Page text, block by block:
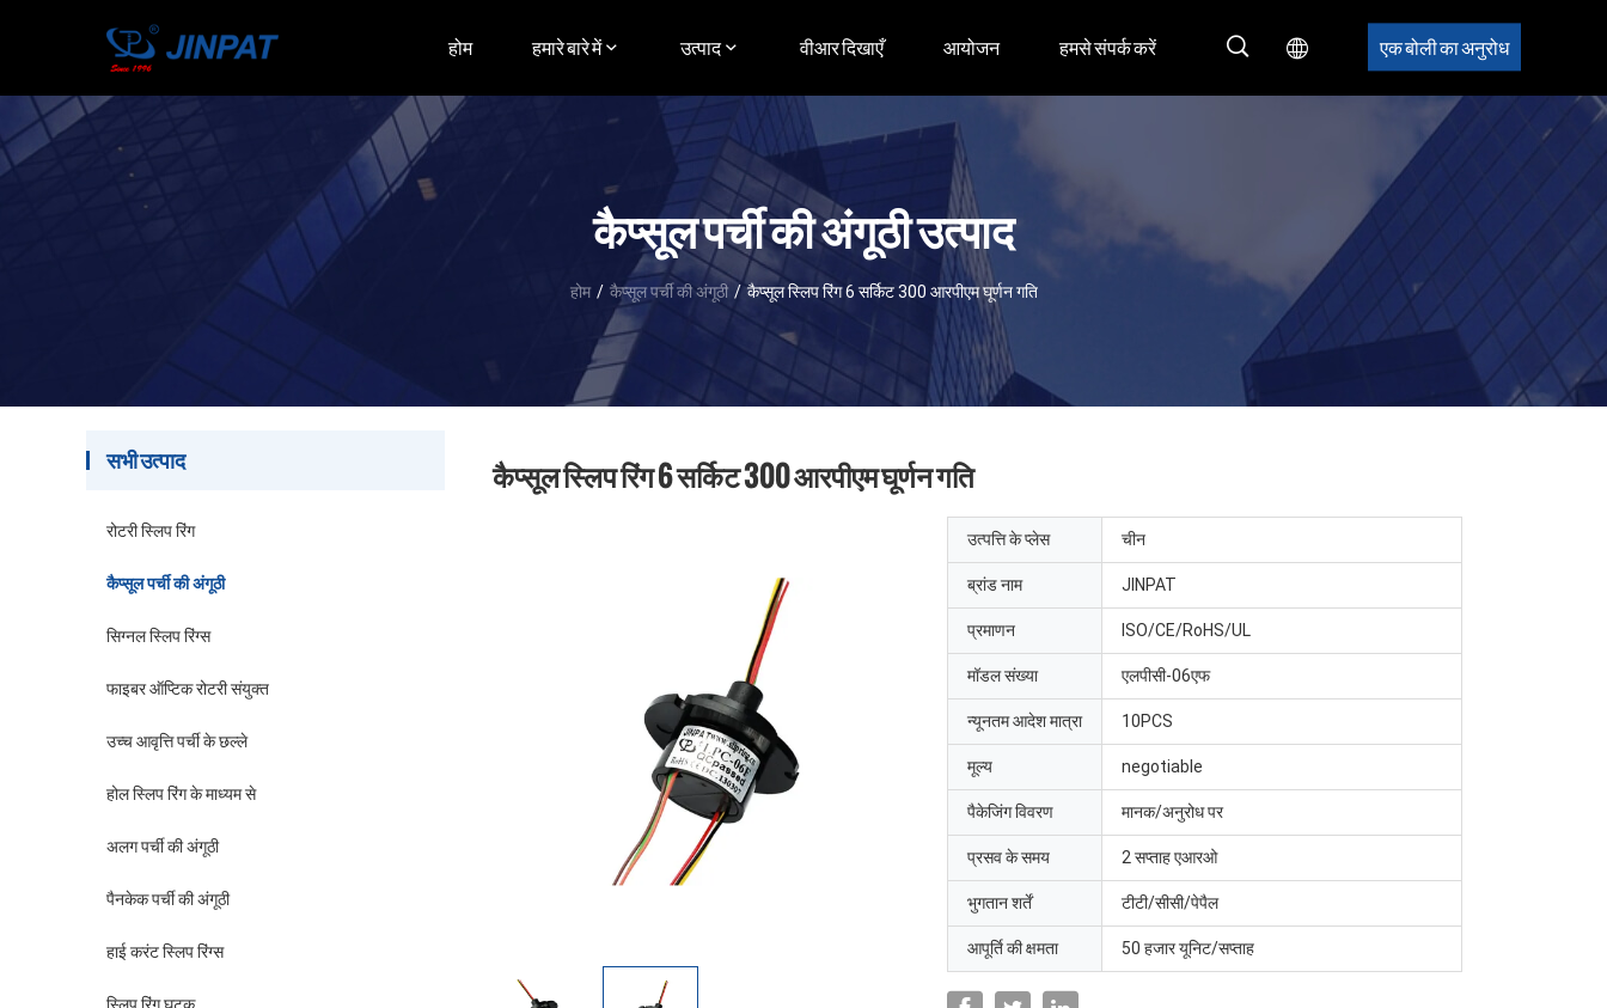
होम हमारे बारे में उत्पाद वीआर दिखाएँ आयोजन हमसे संपर्क करें एक बोली का अनुरोध
कैप्सूल पर्ची की अंगूठी उत्पाद
होम / कैप्सूल पर्ची की अंगूठी / कैप्सूल स्लिप रिंग 6 सर्किट 300 आरपीएम घूर्णन गति
सभी उत्पाद
रोटरी स्लिप रिंग
कैप्सूल पर्ची की अंगूठी
सिग्नल स्लिप रिंग्स
फाइबर ऑप्टिक रोटरी संयुक्त
उच्च आवृत्ति पर्ची के छल्ले
होल स्लिप रिंग के माध्यम से
अलग पर्ची की अंगूठी
पैनकेक पर्ची की अंगूठी
हाई करंट स्लिप रिंग्स
कैप्सूल स्लिप रिंग 6 सर्किट 300 आरपीएम घूर्णन गति
उत्पत्ति के प्लेस चीन
ब्रांड नाम JINPAT
प्रमाणन ISO/CE/RoHS/UL
मॉडल संख्या एलपीसी-06एफ
न्यूनतम आदेश मात्रा 10PCS
मूल्य negotiable
पैकेजिंग विवरण मानक/अनुरोध पर
प्रसव के समय 2 सप्ताह एआरओ
भुगतान शर्तें टीटी/सीसी/पेपैल
आपूर्ति की क्षमता 50 हजार यूनिट/सप्ताह